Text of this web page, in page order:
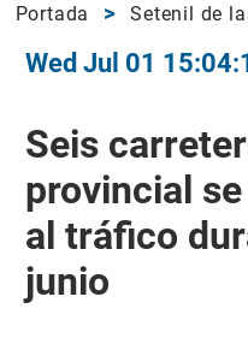
Portada Setenil de
Wed Jul 01
Seis
provincial
al tráfico
junio